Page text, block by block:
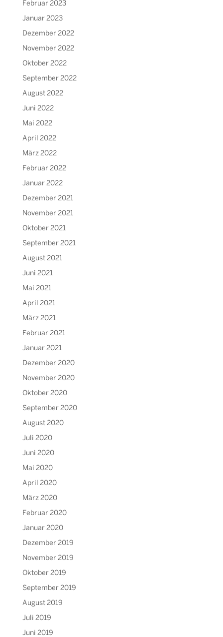
Februar 2023
Januar 2023
Dezember 2022
November 2022
Oktober 2022
September 2022
August 2022
Juni 2022
Mai 2022
April 2022
März 2022
Februar 2022
Januar 2022
Dezember 2021
November 2021
Oktober 2021
September 2021
August 2021
Juni 2021
Mai 2021
April 2021
März 2021
Februar 2021
Januar 2021
Dezember 2020
November 2020
Oktober 2020
September 2020
August 2020
Juli 2020
Juni 2020
Mai 2020
April 2020
März 2020
Februar 2020
Januar 2020
Dezember 2019
November 2019
Oktober 2019
September 2019
August 2019
Juli 2019
Juni 2019